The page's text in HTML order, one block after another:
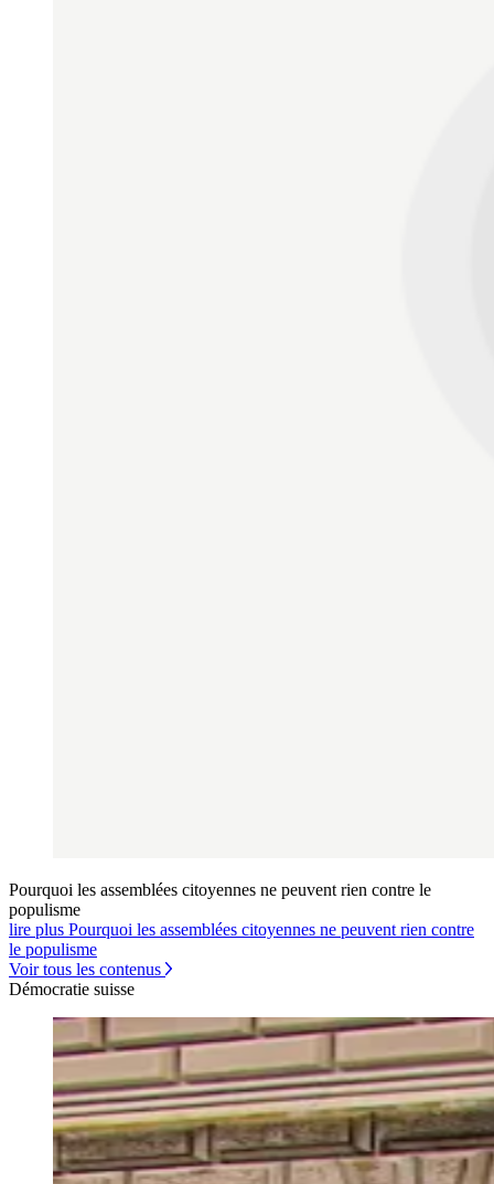
Pourquoi les assemblées citoyennes ne peuvent rien contre le
populisme
lire plus Pourquoi les assemblées citoyennes ne peuvent rien contre
le populisme
Voir tous les contenus
Démocratie suisse